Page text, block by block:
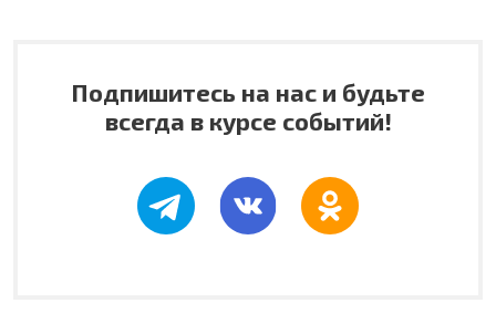
Подпишитесь на нас и будьте
всегда в курсе событий!